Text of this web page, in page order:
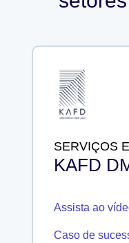
SERVIÇOS
KAFD
Assista ao
Caso de